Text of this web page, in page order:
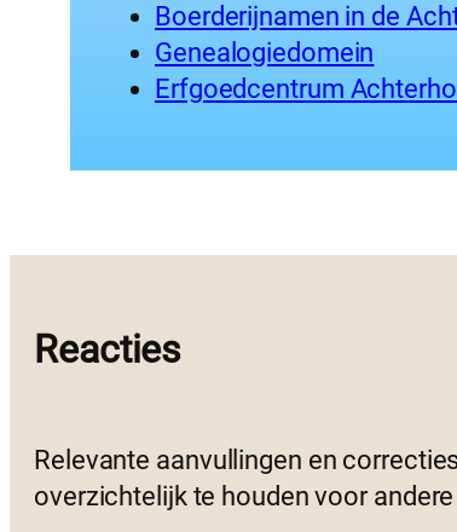
Boerderijnamen in de
Genealogiedomein
Erfgoedcentrum
Reacties
Relevante aanvullingen en
overzichtelijk te houden voor